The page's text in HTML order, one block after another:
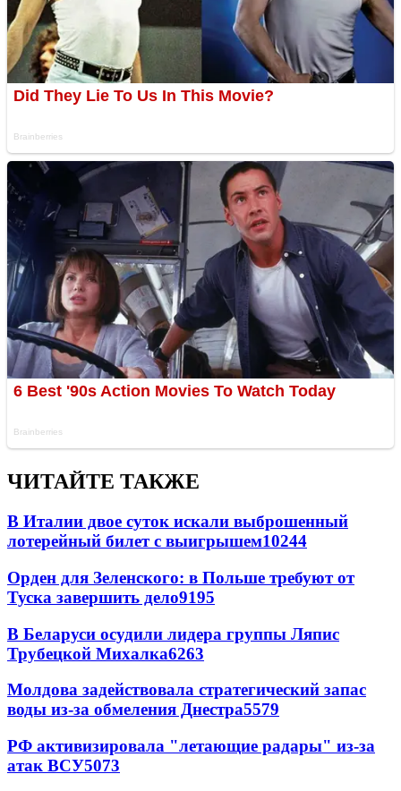
ЧИТАЙТЕ ТАКЖЕ
В Италии двое суток искали выброшенный
лотерейный билет с выигрышем10244
Орден для Зеленского: в Польше требуют от
Туска завершить дело9195
В Беларуси осудили лидера группы Ляпис
Трубецкой Михалка6263
Молдова задействовала стратегический запас
воды из-за обмеления Днестра5579
РФ активизировала "летающие радары" из-за
атак ВСУ5073